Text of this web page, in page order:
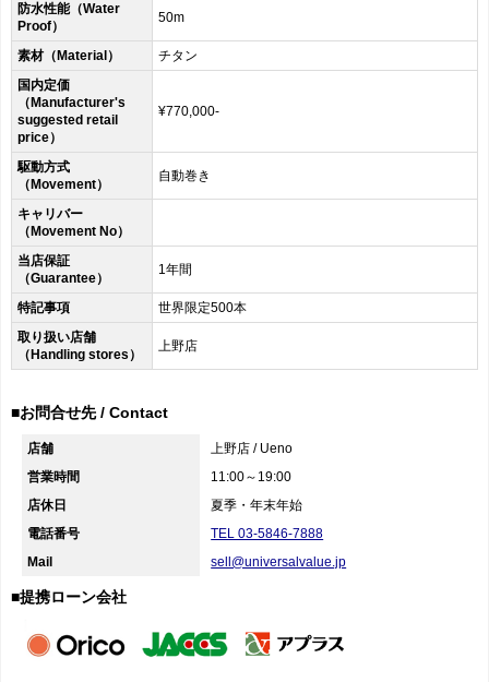
防水性能（Water
Proof）
50m
素材（Material）
チタン
国内定価
（Manufacturer's
suggested retail
price）
¥770,000-
駆動方式
（Movement）
自動巻き
キャリバー
（Movement No）
当店保証
（Guarantee）
1年間
特記事項
世界限定500本
取り扱い店舗
（Handling stores）
上野店
■お問合せ先 / Contact
店舗
上野店 / Ueno
営業時間
11:00～19:00
店休日
夏季・年末年始
電話番号
TEL 03-5846-7888
Mail
sell@universalvalue.jp
■提携ローン会社